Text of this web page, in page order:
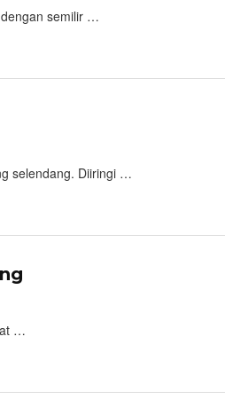
semilir …
selendang. Diiringi …
…